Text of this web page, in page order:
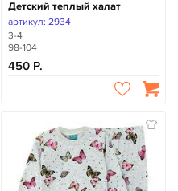
Детский теплый халат
артикул: 2934
3-4
98-104
450